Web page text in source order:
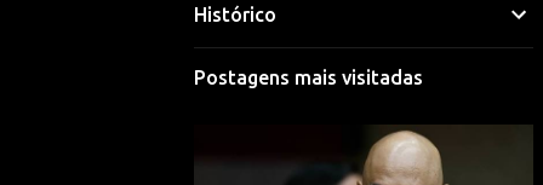
Visitar perfil
Morgana Macena
Visitar perfil
Histórico
Postagens mais visitadas